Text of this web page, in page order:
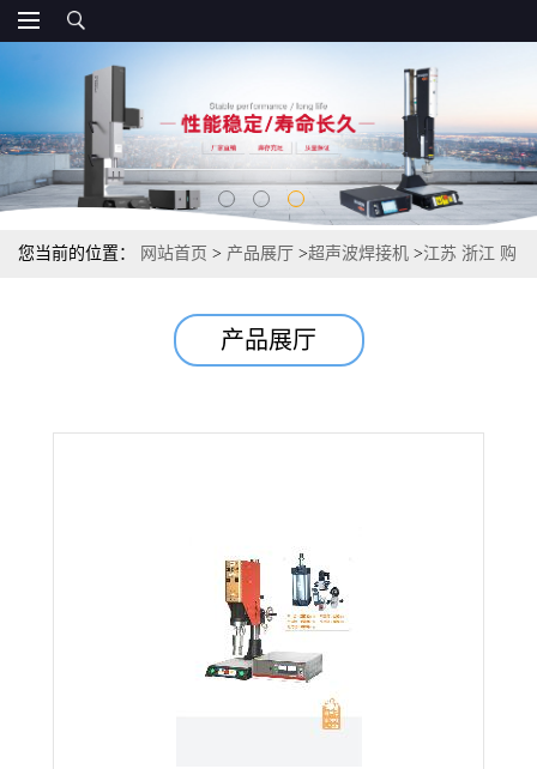
您当前的位置： 网站首页 > 产品展厅 >超声波焊接机 >江苏 浙江 购
产品展厅